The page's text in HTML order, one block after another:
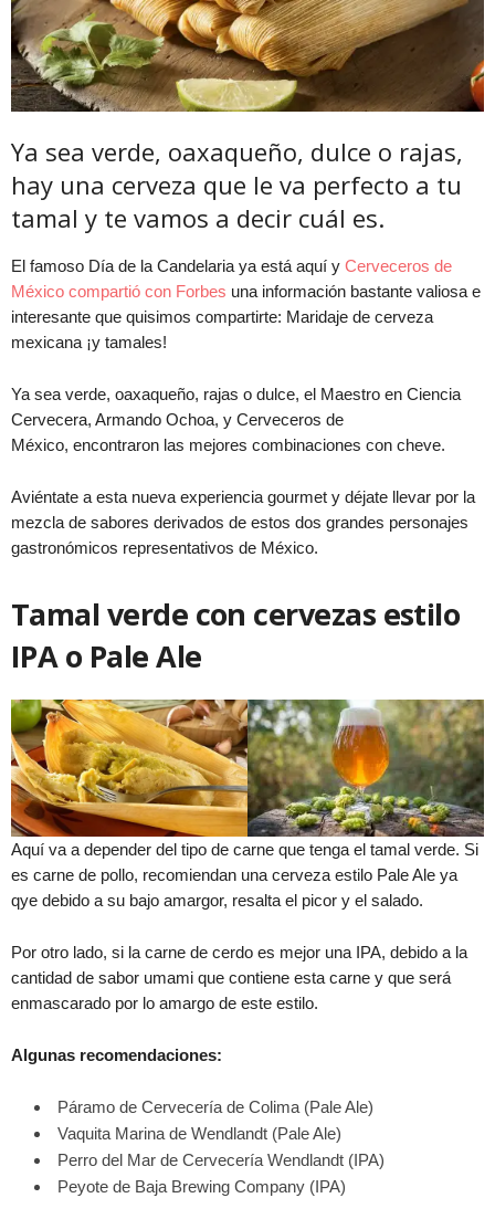
Ya sea verde, oaxaqueño, dulce o rajas,
hay una cerveza que le va perfecto a tu
tamal y te vamos a decir cuál es.
El famoso Día de la Candelaria ya está aquí y Cerveceros de
México compartió con Forbes una información bastante valiosa e
interesante que quisimos compartirte: Maridaje de cerveza
mexicana ¡y tamales!
Ya sea verde, oaxaqueño, rajas o dulce, el Maestro en Ciencia
Cervecera, Armando Ochoa, y Cerveceros de
México, encontraron las mejores combinaciones con cheve.
Aviéntate a esta nueva experiencia gourmet y déjate llevar por la
mezcla de sabores derivados de estos dos grandes personajes
gastronómicos representativos de México.
Tamal verde con cervezas estilo
IPA o Pale Ale
Aquí va a depender del tipo de carne que tenga el tamal verde. Si
es carne de pollo, recomiendan una cerveza estilo Pale Ale ya
qye debido a su bajo amargor, resalta el picor y el salado.
Por otro lado, si la carne de cerdo es mejor una IPA, debido a la
cantidad de sabor umami que contiene esta carne y que será
enmascarado por lo amargo de este estilo.
Algunas recomendaciones:
Páramo de Cervecería de Colima (Pale Ale)
Vaquita Marina de Wendlandt (Pale Ale)
Perro del Mar de Cervecería Wendlandt (IPA)
Peyote de Baja Brewing Company (IPA)